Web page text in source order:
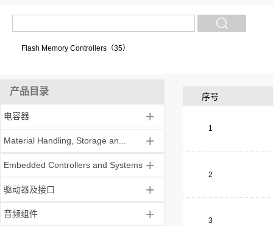
Flash Memory Controllers（35）
产品目录
电容器 +
Material Handling, Storage an... +
Embedded Controllers and Systems +
驱动器及接口 +
音频组件 +
序号
1
2
3